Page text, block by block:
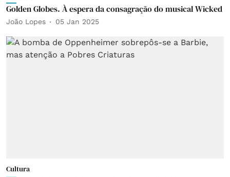
Golden Globes. À espera da consagração do musical Wicked
João Lopes 05 Jan 2025
Cultura